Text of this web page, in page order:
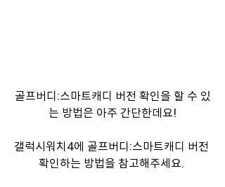
골프버디:스마트캐디 버전 확인을 할 수 있
는 방법은 아주 간단한데요!
갤럭시워치4에 골프버디:스마트캐디 버전
확인하는 방법을 참고해주세요.